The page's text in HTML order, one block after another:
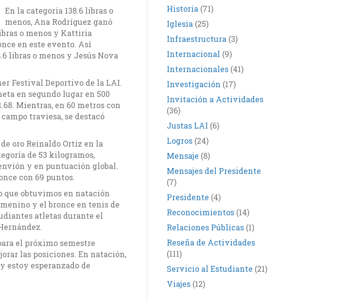
En la categoría 138.6 libras o
menos, Ana Rodríguez ganó
o menos y Kattiria
en este evento. Así
libras o menos y Jesús Nova
Festival Deportivo de la LAI.
en segundo lugar en 500
Mientras, en 60 metros con
traviesa, se destacó
oro Reinaldo Ortiz en la
de 53 kilogramos,
y en puntuación global.
con 69 puntos.
que obtuvimos en natación
y el bronce en tenis de
atletas durante el
el próximo semestre
las posiciones. En natación,
estoy esperanzado de
Historia (71)
Iglesia (25)
Infraestructura (3)
Internacional (9)
Internacionales(41)
Investigación (17)
Invitación a Actividades
(36)
Justas LAI (6)
Logros(24)
Mensaje (8)
Mensajes del Presidente
(7)
Presidente (4)
Reconocimientos(14)
Relaciones Públicas(1)
Reseña de Actividades
(111)
Servicio al Estudiante (21)
Viajes(12)